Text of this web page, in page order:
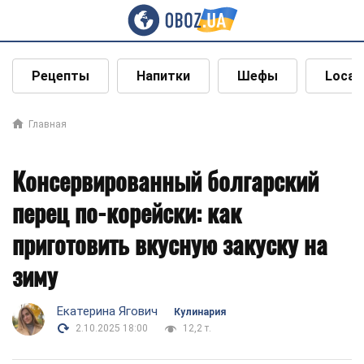
Рецепты Напитки Шефы Local
Главная
Консервированный болгарский
перец по-корейски: как
приготовить вкусную закуску на
зиму
Екатерина Ягович
Кулинария
2.10.2025 18:00
12,2 т.